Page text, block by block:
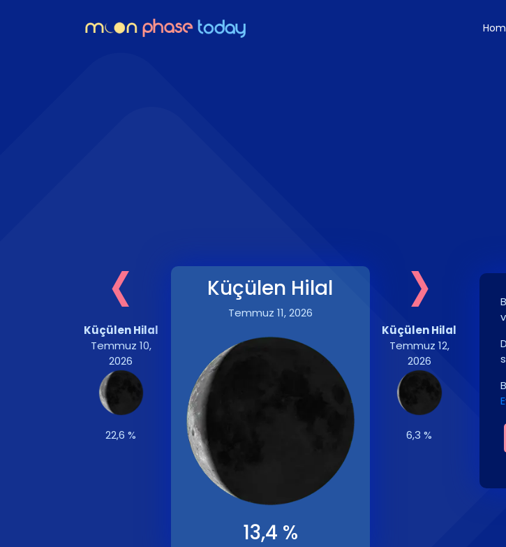
‹
Küçülen Hilal
Temmuz 10,
2026
22,6 %
Küçülen Hilal
Temmuz 11, 2026
13,4 %
›
Küçülen Hilal
Temmuz 12,
2026
6,3 %